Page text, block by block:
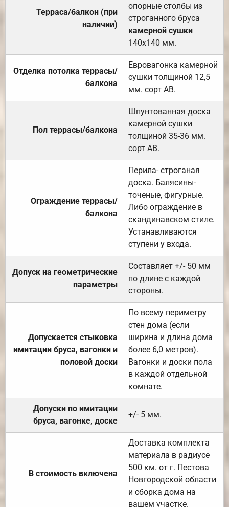
Терраса/балкон (при
наличии)
опорные столбы из
строганного бруса
камерной сушки
140х140 мм.
Отделка потолка террасы/
балкона
Евровагонка камерной
сушки толщиной 12,5
мм. сорт АВ.
Пол террасы/балкона
Шпунтованная доска
камерной сушки
толщиной 35-36 мм.
сорт АВ.
Ограждение террасы/
балкона
Перила- строганая
доска. Балясины-
точеные, фигурные.
Либо ограждение в
скандинавском стиле.
Устанавливаются
ступени у входа.
Допуск на геометрические
параметры
Составляет +/- 50 мм
по длине с каждой
стороны.
Допускается стыковка
имитации бруса, вагонки и
половой доски
По всему периметру
стен дома (если
ширина и длина дома
более 6,0 метров).
Вагонки и доски пола
в каждой отдельной
комнате.
Допуски по имитации
бруса, вагонке, доске
+/- 5 мм.
В стоимость включена
Доставка комплекта
материала в радиусе
500 км. от г. Пестова
Новгородской области
и сборка дома на
вашем участке.